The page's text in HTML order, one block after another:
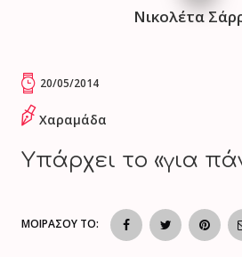
Νικολέτα
20/05/2014
Χαραμάδα
Υπάρχει το «για
ΜΟΙΡΑΣΟΥ ΤΟ: